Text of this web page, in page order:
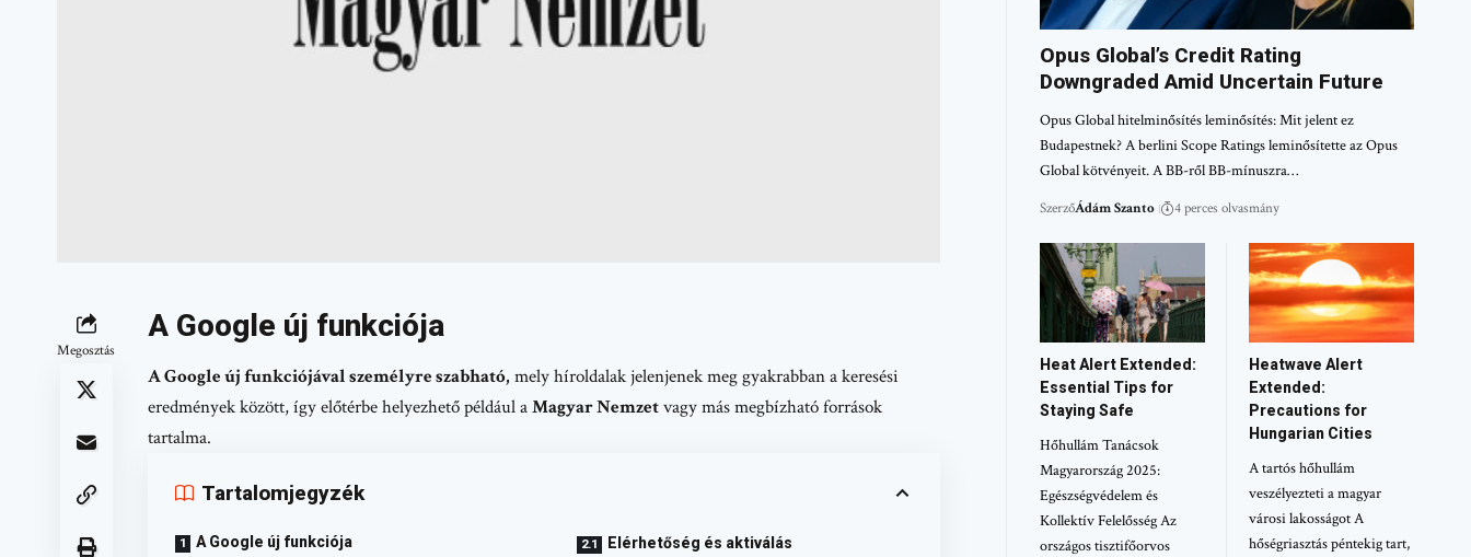
Megosztás
A Google új funkciója
A Google új funkciójával személyre szabható,mely híroldalak jelenjenek meg gyakrabban a keresési
eredmények között, így előtérbe helyezhető például aMagyar Nemzetvagy más megbízható források
tartalma.
Tartalomjegyzék
A Google új funkciója Elérhetőség és aktiválás
Opus Global’s Credit Rating
Downgraded Amid Uncertain Future
Opus Global hitelminősítés leminősítés: Mit jelent ez
Budapestnek? A berlini Scope Ratings leminősítette az Opus
Global kötvényeit. A BB-ről BB-mínuszra…
SzerzőÁdám Szanto 4 perces olvasmány
Heat Alert Extended:
Essential Tips for
Staying Safe
Hőhullám Tanácsok
Magyarország 2025:
Egészségvédelem és
Kollektív Felelősség Az
országos tisztifőorvos
Heatwave Alert
Extended:
Precautions for
Hungarian Cities
A tartós hőhullám
veszélyezteti a magyar
városi lakosságot A
hőségriasztás péntekig tart,